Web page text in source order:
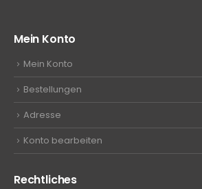
Mein Konto
Mein Konto
Bestellungen
Adresse
Konto bearbeiten
Rechtliches